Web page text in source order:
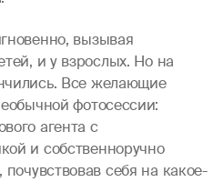
вызывая
и у взрослых. Но на
Все желающие
фотосессии:
агента с
и собственноручно
себя на какое-